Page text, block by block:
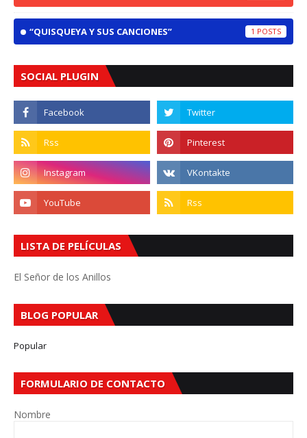
“QUISQUEYA Y SUS CANCIONES” 1
SOCIAL PLUGIN
LISTA DE PELÍCULAS
El Señor de los Anillos
BLOG POPULAR
Popular
FORMULARIO DE CONTACTO
Nombre